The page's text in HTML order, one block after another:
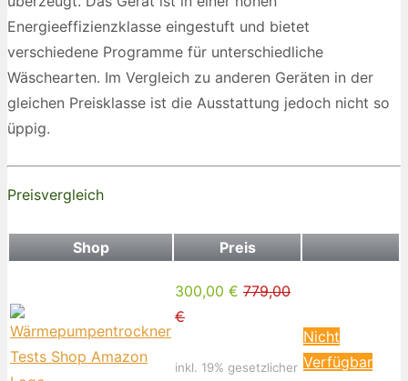
Energieeffizienzklasse eingestuft und bietet
verschiedene Programme für unterschiedliche
Wäschearten. Im Vergleich zu anderen Geräten in der
gleichen Preisklasse ist die Ausstattung jedoch nicht so
üppig.
Preisvergleich
Shop Preis
300,00 € 779,00
€
inkl. 19% gesetzlicher
Nicht
Verfügbar